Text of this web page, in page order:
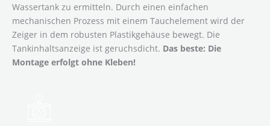
Wassertank zu ermitteln. Durch einen einfachen
mechanischen Prozess mit einem Tauchelement wird der
Zeiger in dem robusten Plastikgehäuse bewegt. Die
Tankinhaltsanzeige ist geruchsdicht. Das beste: Die
Montage erfolgt ohne Kleben!